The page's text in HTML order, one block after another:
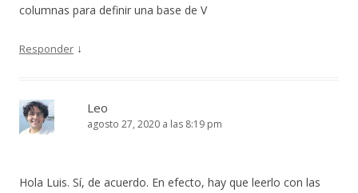
columnas para definir una base de V
Responder ↓
Leo
agosto 27, 2020 a las 8:19 pm
Hola Luis. Sí, de acuerdo. En efecto, hay que leerlo con las